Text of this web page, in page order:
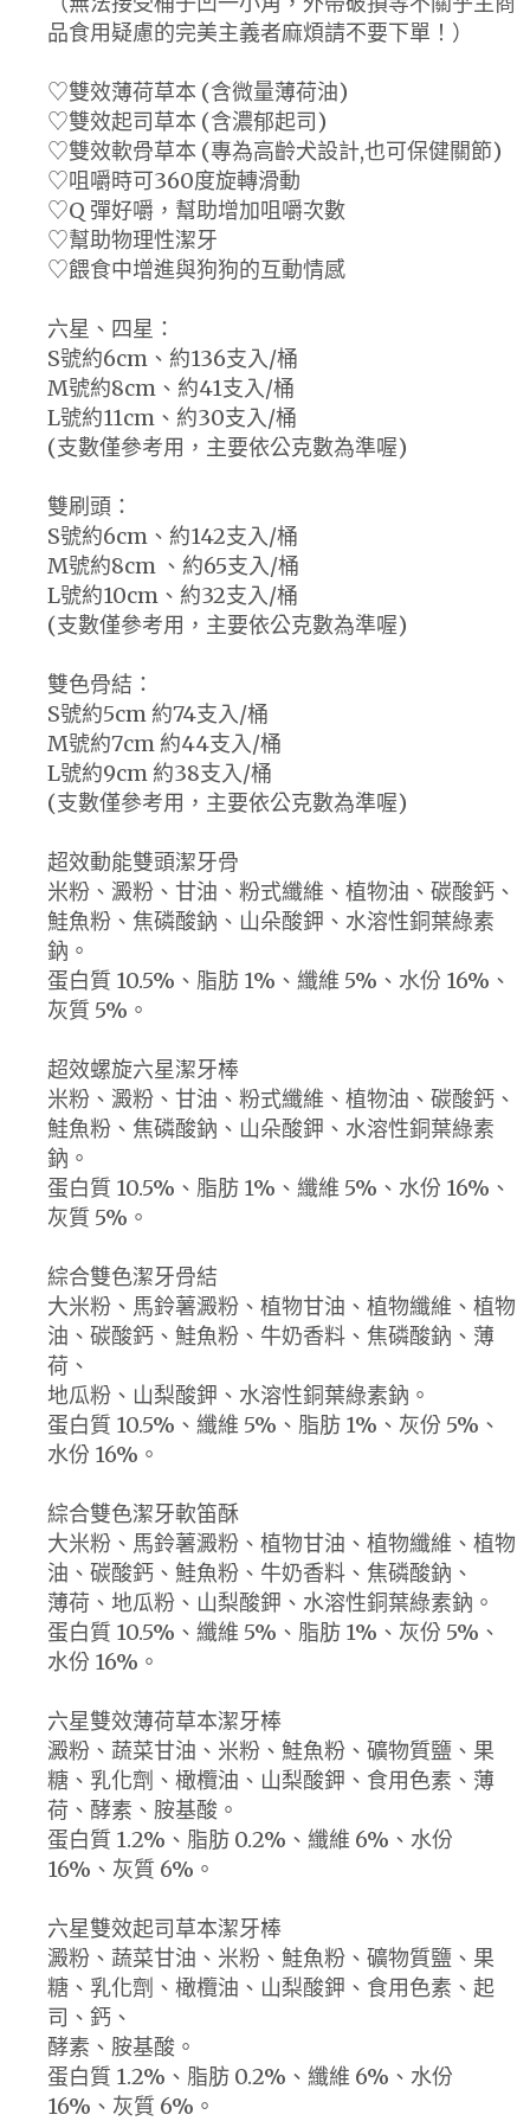
品食用疑慮的完美主義者麻煩請不要下單！）
♡雙效薄荷草本 (含微量薄荷油)
♡雙效起司草本 (含濃郁起司)
♡雙效軟骨草本 (專為高齡犬設計,也可保健關節)
♡咀嚼時可360度旋轉滑動
♡Q 彈好嚼，幫助增加咀嚼次數
♡幫助物理性潔牙
♡餵食中增進與狗狗的互動情感
六星、四星：
S號約6cm、約136支入/桶
M號約8cm、約41支入/桶
L號約11cm、約30支入/桶
(支數僅參考用，主要依公克數為準喔)
雙刷頭：
S號約6cm、約142支入/桶
M號約8cm 、約65支入/桶
L號約10cm、約32支入/桶
(支數僅參考用，主要依公克數為準喔)
雙色骨結：
S號約5cm 約74支入/桶
M號約7cm 約44支入/桶
L號約9cm 約38支入/桶
(支數僅參考用，主要依公克數為準喔)
超效動能雙頭潔牙骨
米粉、澱粉、甘油、粉式纖維、植物油、碳酸鈣、
鮭魚粉、焦磷酸鈉、山朵酸鉀、水溶性銅葉綠素
鈉。
蛋白質 10.5%、脂肪 1%、纖維 5%、水份 16%、
灰質 5%。
超效螺旋六星潔牙棒
米粉、澱粉、甘油、粉式纖維、植物油、碳酸鈣、
鮭魚粉、焦磷酸鈉、山朵酸鉀、水溶性銅葉綠素
鈉。
蛋白質 10.5%、脂肪 1%、纖維 5%、水份 16%、
灰質 5%。
綜合雙色潔牙骨結
大米粉、馬鈴薯澱粉、植物甘油、植物纖維、植物
油、碳酸鈣、鮭魚粉、牛奶香料、焦磷酸鈉、薄
荷、
地瓜粉、山梨酸鉀、水溶性銅葉綠素鈉。
蛋白質 10.5%、纖維 5%、脂肪 1%、灰份 5%、
水份 16%。
綜合雙色潔牙軟笛酥
大米粉、馬鈴薯澱粉、植物甘油、植物纖維、植物
油、碳酸鈣、鮭魚粉、牛奶香料、焦磷酸鈉、
薄荷、地瓜粉、山梨酸鉀、水溶性銅葉綠素鈉。
蛋白質 10.5%、纖維 5%、脂肪 1%、灰份 5%、
水份 16%。
六星雙效薄荷草本潔牙棒
澱粉、蔬菜甘油、米粉、鮭魚粉、礦物質鹽、果
糖、乳化劑、橄欖油、山梨酸鉀、食用色素、薄
荷、酵素、胺基酸。
蛋白質 1.2%、脂肪 0.2%、纖維 6%、水份
16%、灰質 6%。
六星雙效起司草本潔牙棒
澱粉、蔬菜甘油、米粉、鮭魚粉、礦物質鹽、果
糖、乳化劑、橄欖油、山梨酸鉀、食用色素、起
司、鈣、
酵素、胺基酸。
蛋白質 1.2%、脂肪 0.2%、纖維 6%、水份
16%、灰質 6%。